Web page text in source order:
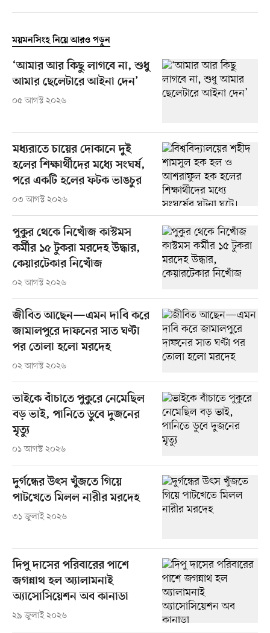
ময়মনসিংহ নিয়ে আরও পড়ুন
‘আমার আর কিছু লাগবে না, শুধু
আমার ছেলেটারে আইনা দেন’
০৫ আগস্ট ২০২৬
মধ্যরাতে চায়ের দোকানে দুই
হলের শিক্ষার্থীদের মধ্যে সংঘর্ষ,
পরে একটি হলের ফটক ভাঙচুর
০৩ আগস্ট ২০২৬
পুকুর থেকে নিখোঁজ কাস্টমস
কর্মীর ১৫ টুকরা মরদেহ উদ্ধার,
কেয়ারটেকার নিখোঁজ
০২ আগস্ট ২০২৬
জীবিত আছেন—এমন দাবি করে
জামালপুরে দাফনের সাত ঘণ্টা
পর তোলা হলো মরদেহ
০২ আগস্ট ২০২৬
ভাইকে বাঁচাতে পুকুরে নেমেছিল
বড় ভাই, পানিতে ডুবে দুজনের
মৃত্যু
০১ আগস্ট ২০২৬
দুর্গন্ধের উৎস খুঁজতে গিয়ে
পাটখেতে মিলল নারীর মরদেহ
৩১ জুলাই ২০২৬
দিপু দাসের পরিবারের পাশে
জগন্নাথ হল অ্যালামনাই
অ্যাসোসিয়েশন অব কানাডা
২৯ জুলাই ২০২৬